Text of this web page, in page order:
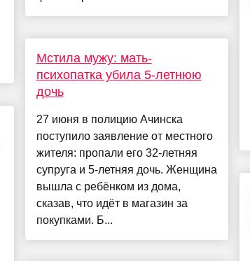
Мстила мужу: мать-
психопатка убила 5-летнюю
дочь
27 июня в полицию Ачинска
поступило заявление от местного
жителя: пропали его 32-летняя
супруга и 5-летняя дочь. Женщина
вышла с ребёнком из дома,
сказав, что идёт в магазин за
покупками. Б...